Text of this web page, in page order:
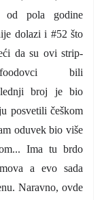
od pola godine
dolazi i #52 što
da su ovi strip-
foodovci bili
broj je bio
posvetili češkom
oduvek bio više
Ima tu brdo
a evo sada
Naravno, ovde